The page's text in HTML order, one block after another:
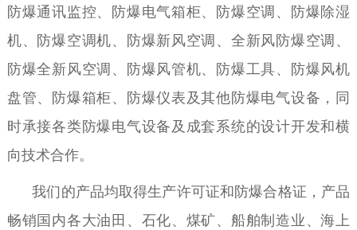
防爆通讯监控、防爆电气箱柜、防爆空调、防爆除湿
机、防爆空调机、防爆新风空调、全新风防爆空调、
防爆全新风空调、防爆风管机、防爆工具、防爆风机
盘管、防爆箱柜、防爆仪表及其他防爆电气设备，同
时承接各类防爆电气设备及成套系统的设计开发和横
向技术合作。
我们的产品均取得生产许可证和防爆合格证，产品
畅销国内各大油田、石化、煤矿、船舶制造业、海上